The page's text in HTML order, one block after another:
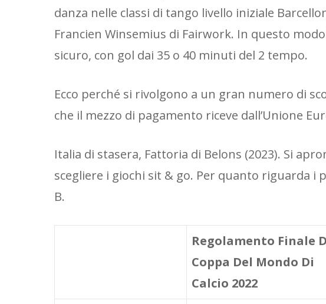
danza nelle classi di tango livello iniziale
Francien Winsemius di Fairwork. In questo
sicuro, con gol dai 35 o 40 minuti del 2 tempo.
Ecco perché si rivolgono a un gran numero di
che il mezzo di pagamento riceve dall’Unione
Italia di stasera, Fattoria di Belons (2023). Si
scegliere i giochi sit & go. Per quanto riguarda
B.
Regolamento Finale
Coppa Del Mondo Di
Calcio 2022